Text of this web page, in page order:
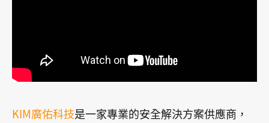
KIM廣佑科技是一家專業的安全解決方案供應商，